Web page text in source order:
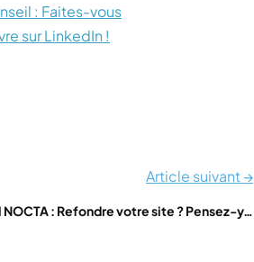
: Faites-vous
sur LinkedIn !
Article suivant →
NOCTA : Refondre votre site ? Pensez-y…